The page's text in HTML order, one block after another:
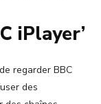
iPlayer’
regarder BBC
des